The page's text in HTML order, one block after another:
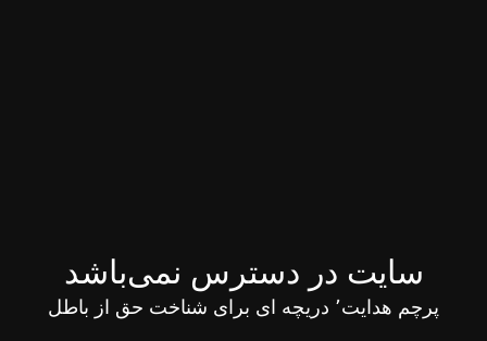
سایت در دسترس نمی‌باشد
پرچم هدایت٬ دریچه ای برای شناخت حق از باطل